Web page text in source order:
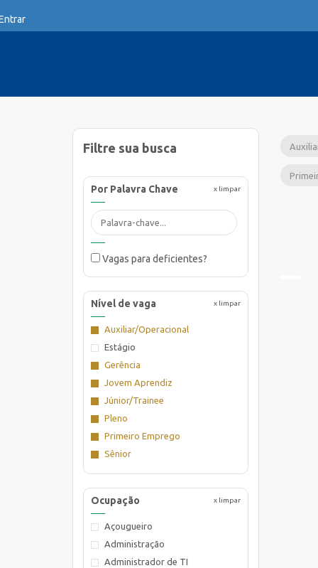
Filtre sua busca
x limpar
Por Palavra Chave
Vagas para deficientes?
x limpar
Nível de vaga
Auxiliar/Operacional
Estágio
Gerência
Jovem Aprendiz
Júnior/Trainee
Pleno
Primeiro Emprego
Sênior
Técnico
x limpar
Ocupação
Açougueiro
Administração
Administrador de TI